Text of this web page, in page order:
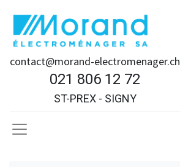
contact@morand-electromenager.ch
021 806 12 72
ST-PREX - SIGNY